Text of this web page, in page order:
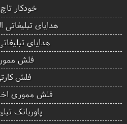
خودکار
هدایای تبلیغاتی
هدایای
فلش
فلش
فلش مموری
پاوربانک